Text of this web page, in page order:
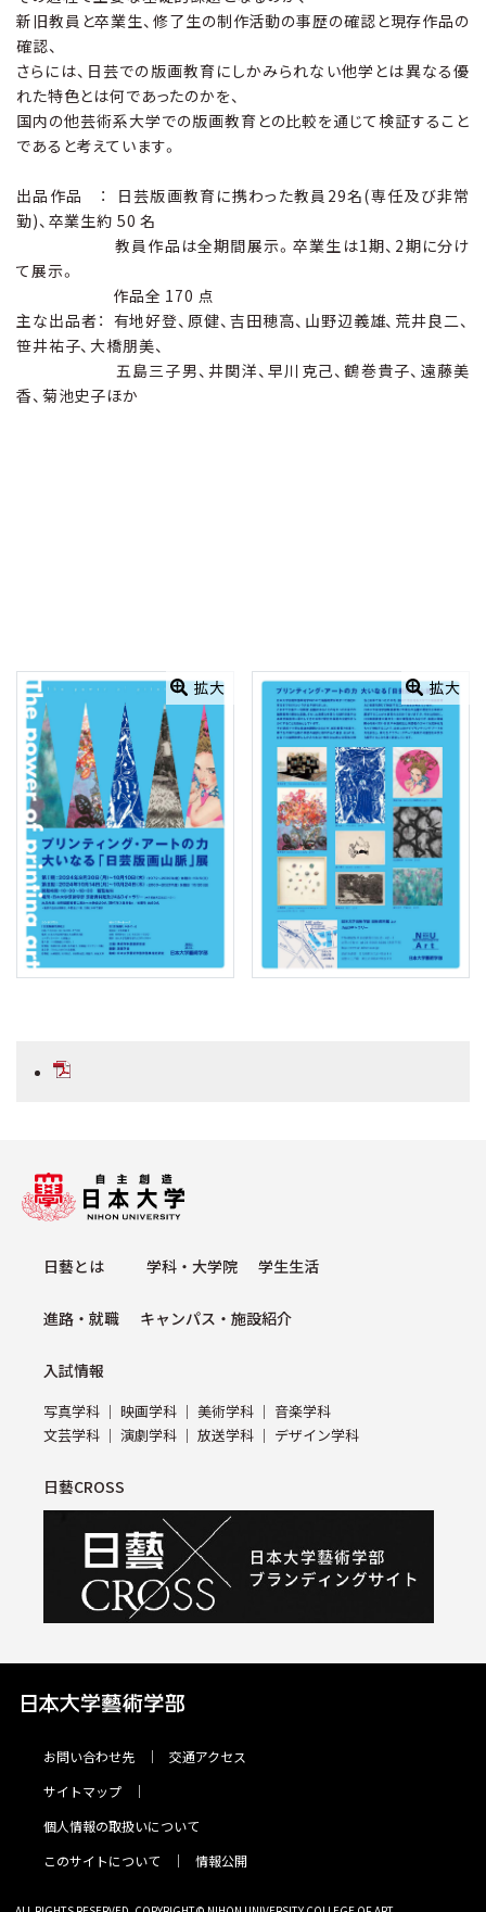
新旧教員と卒業生、修了生の制作活動の事歴の確認と現存作品の
確認、
さらには、日芸での版画教育にしかみられない他学とは異なる優
れた特色とは何であったのかを、
国内の他芸術系大学での版画教育との比較を通じて検証すること
であると考えています。
出品作品 ： 日芸版画教育に携わった教員29名(専任及び非常
勤)、卒業生約 50 名
教員作品は全期間展示。卒業生は1期、2期に分け
て展示。
作品全 170 点
主な出品者： 有地好登、原健、吉田穂高、山野辺義雄、荒井良二、
笹井祐子、大橋朋美、
五島三子男、井関洋、早川克己、鶴巻貴子、遠藤美
香、菊池史子ほか
⽇藝とは 学科・⼤学院 学⽣⽣活
進路・就職 キャンパス・施設紹介
⼊試情報
写真学科 映画学科 美術学科
⾳楽学科
⽂芸学科
演劇学科 放送学科 デザイン学科
日藝CROSS
お問い合わせ先
交通アクセス
サイトマップ
個⼈情報の取扱いについて
このサイトについて
情報公開